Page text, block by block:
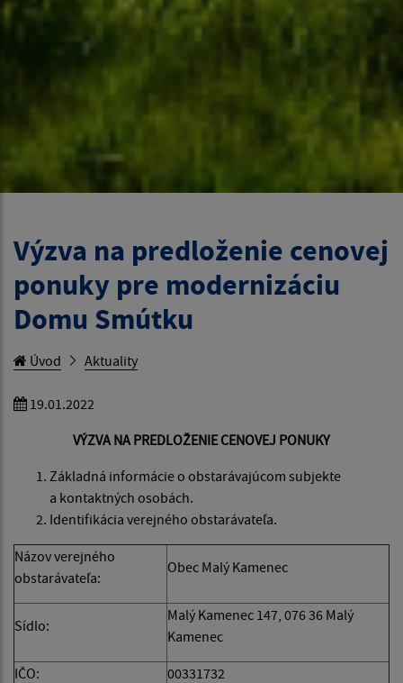
Výzva na predloženie cenovej
ponuky pre modernizáciu
Domu Smútku
Úvod Aktuality
19.01.2022
VÝZVA NA PREDLOŽENIE CENOVEJ PONUKY
Základná informácie o obstarávajúcom subjekte
a kontaktných osobách.
Identifikácia verejného obstarávateľa.
Názov verejného
obstarávateľa:
Obec Malý Kamenec
Sídlo:
Malý Kamenec 147, 076 36 Malý
Kamenec
IČO: 00331732